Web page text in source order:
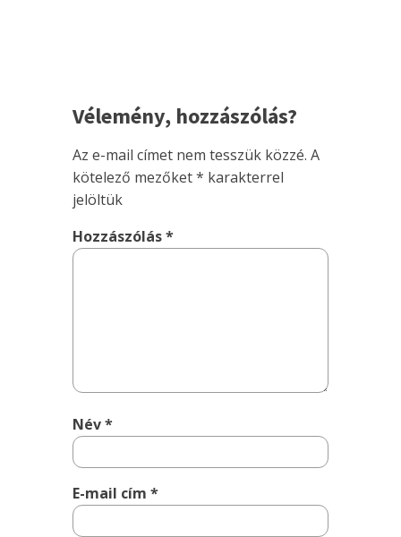
Vélemény, hozzászólás?
Az e-mail címet nem tesszük közzé. A
kötelező mezőket* karakterrel
jelöltük
Hozzászólás*
Név*
E-mail cím*